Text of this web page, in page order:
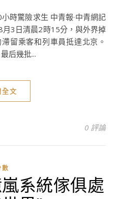
日清晨2時15分，與外界掉
留乘客和列車員抵達北京。
后幾批...
全文
0 評論
數
系統傢俱處